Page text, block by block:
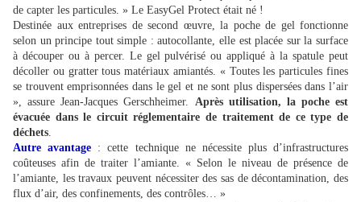
de capter les particules. » Le EasyGel Protect était né !
Destinée aux entreprises de second œuvre, la poche de gel fonctionne
selon un principe tout simple : autocollante, elle est placée sur la surface
à découper ou à percer. Le gel pulvérisé ou appliqué à la spatule peut
décoller ou gratter tous matériaux amiantés. « Toutes les particules fines
se trouvent emprisonnées dans le gel et ne sont plus dispersées dans l’air
», assure Jean-Jacques Gerschheimer. Après utilisation, la poche est
évacuée dans le circuit réglementaire de traitement de ce type de
déchets.
Autre avantage : cette technique ne nécessite plus d’infrastructures
coûteuses afin de traiter l’amiante. « Selon le niveau de présence de
l’amiante, les travaux peuvent nécessiter des sas de décontamination, des
flux d’air, des confinements, des contrôles… »